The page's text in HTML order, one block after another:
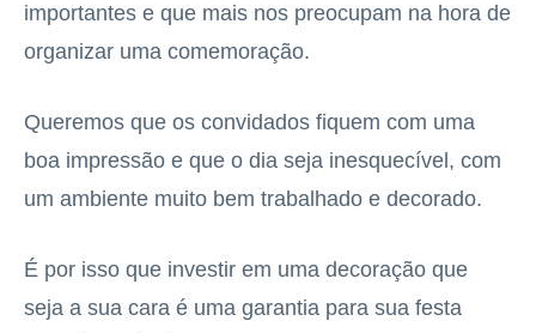
importantes e que mais nos preocupam na hora de
organizar uma comemoração.
Queremos que os convidados fiquem com uma
boa impressão e que o dia seja inesquecível, com
um ambiente muito bem trabalhado e decorado.
É por isso que investir em uma decoração que
seja a sua cara é uma garantia para sua festa